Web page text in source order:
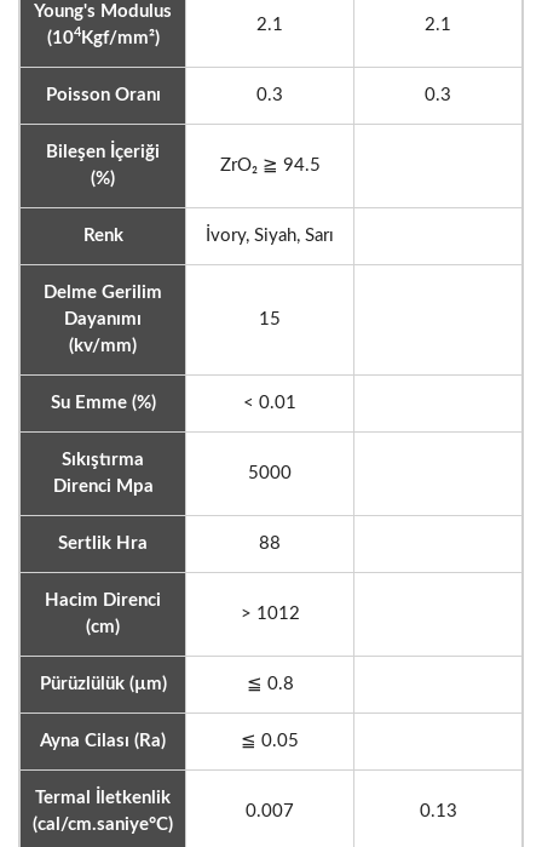
Young's Modulus
(104Kgf/mm²)
2.1 2.1
Poisson Oranı 0.3 0.3
Bileşen İçeriği
(%)
ZrO₂ ≧ 94.5
Renk İvory, Siyah, Sarı
Delme Gerilim
Dayanımı
(kv/mm)
15
Su Emme (%) < 0.01
Sıkıştırma
Direnci Mpa
5000
Sertlik Hra 88
Hacim Direnci
(cm)
> 1012
Pürüzlülük (µm) ≦ 0.8
Ayna Cilası (Ra) ≦ 0.05
Termal İletkenlik
(cal/cm.saniye°C)
0.007 0.13